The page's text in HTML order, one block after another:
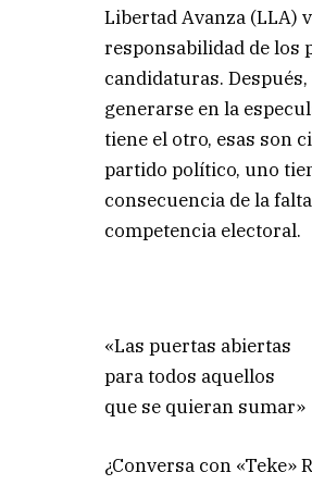
Libertad Avanza (LLA)
responsabilidad de los
candidaturas.
generarse en la
tiene el otro, esas son
partido político, uno
consecuencia de la
competencia electoral.
«Las puertas abiertas
para todos aquellos
que se quieran sumar»
¿Conversa con «Teke»